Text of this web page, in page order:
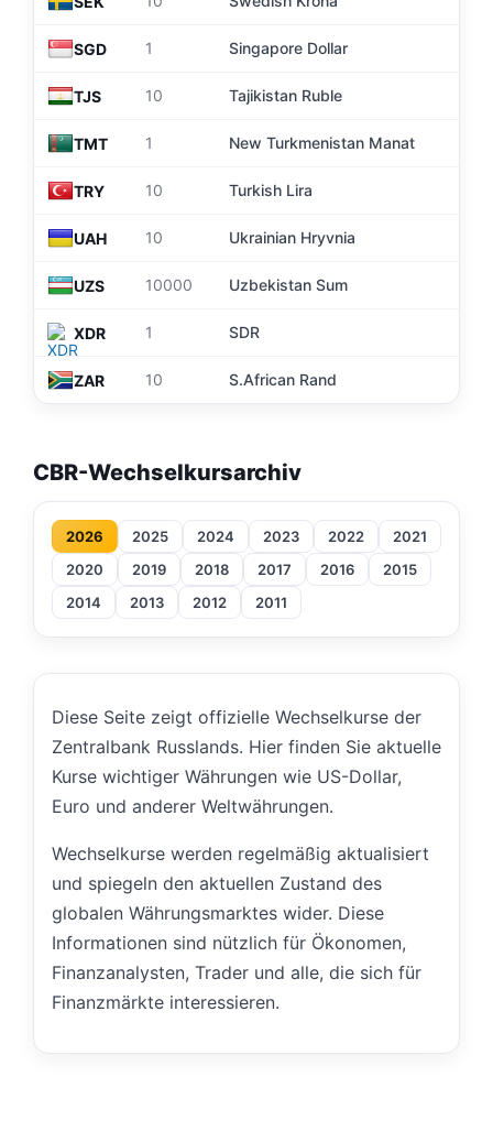
SGD 1 Singapore Dollar
TJS 10 Tajikistan Ruble
TMT 1 New Turkmenistan Manat
TRY 10 Turkish Lira
UAH 10 Ukrainian Hryvnia
UZS 10000 Uzbekistan Sum
XDR 1 SDR
ZAR 10 S.African Rand
CBR-Wechselkursarchiv
2026 2025 2024 2023 2022
2021
2020
2019 2018 2017 2016
2015
2014
2013 2012 2011
Diese Seite zeigt offizielle Wechselkurse der
Zentralbank Russlands. Hier finden Sie aktuelle
Kurse wichtiger Währungen wie US-Dollar,
Euro und anderer Weltwährungen.
Wechselkurse werden regelmäßig aktualisiert
und spiegeln den aktuellen Zustand des
globalen Währungsmarktes wider. Diese
Informationen sind nützlich für Ökonomen,
Finanzanalysten, Trader und alle, die sich für
Finanzmärkte interessieren.